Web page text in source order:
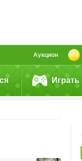
Аукцион
Играть